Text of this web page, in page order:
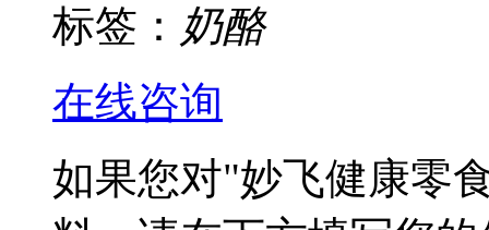
标签： 奶酪
在线咨询
如果您对"妙飞健康零